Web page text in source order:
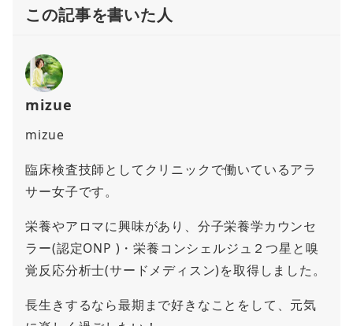
この記事を書いた人
mizue
mizue
臨床検査技師としてクリニックで働いているアラ
サー女子です。
栄養やアロマに興味があり、分子栄養学カウンセ
ラー(認定ONP )・栄養コンシェルジュ２つ星と嗅
覚反応分析士(サードメディスン)を取得しました。
長生きするなら最期まで好きなことをして、元気